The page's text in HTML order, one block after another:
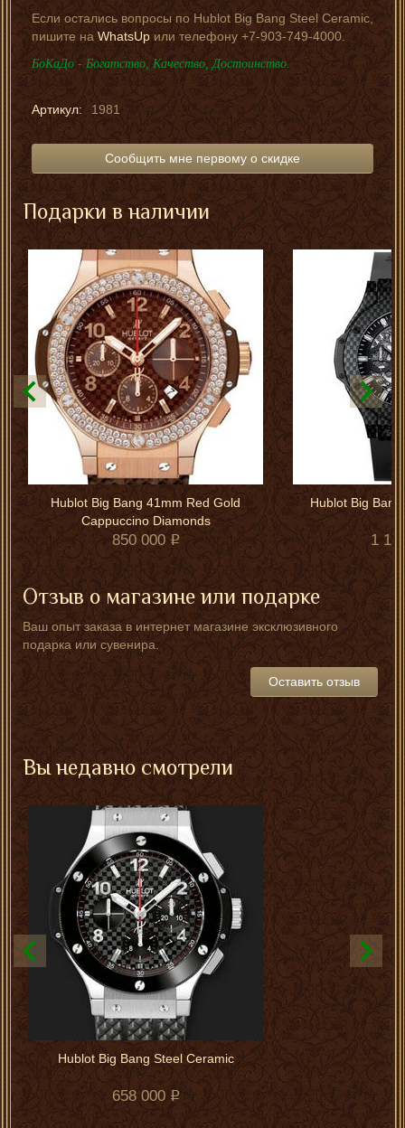
Если остались вопросы по Hublot Big Bang Steel Ceramic,
пишите наWhatsUpили телефону +7-903-749-4000.
БоКаДо - Богатство, Качество, Достоинство.
Артикул: 1981
Сообщить мне первому о скидке
Подарки в наличии
Hublot Big Bang 41mm Red Gold
Cappuccino Diamonds
850 000
Hublot Big
1
Отзыв о магазине или подарке
Ваш опыт заказа в интернет магазине эксклюзивного
подарка или сувенира.
Оставить отзыв
Вы недавно смотрели
Hublot Big Bang Steel Ceramic
658 000